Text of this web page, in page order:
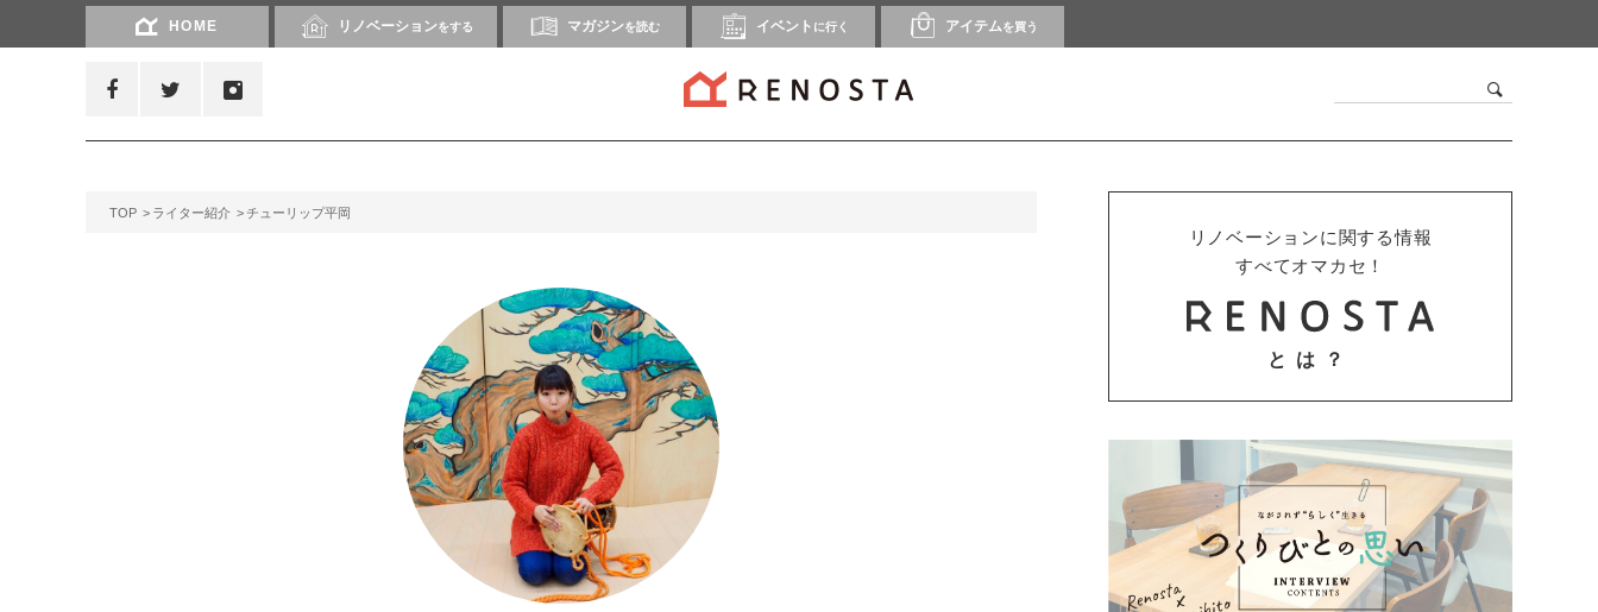
HOME リノベーションをする マガジンを読む イベント に行く アイテムを買う
TOP ライター紹介 チューリップ平岡
リノベーションに関する情報
すべてオマカセ！
とは？